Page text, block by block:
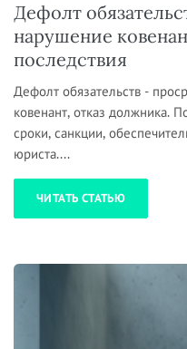
Дефолт
нарушение
последствия
Дефолт обязательств -
ковенант, отказ должника.
сроки, санкции,
юриста....
ЧИТАТЬ СТАТЬЮ